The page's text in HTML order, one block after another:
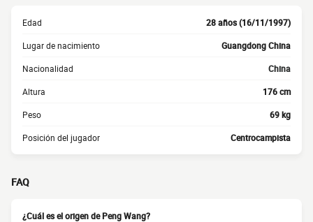
Edad 28 años (16/11/1997)
Lugar de nacimiento Guangdong China
Nacionalidad China
Altura 176 cm
Peso 69 kg
Posición del jugador Centrocampista
FAQ
¿Cuál es el origen de Peng Wang?